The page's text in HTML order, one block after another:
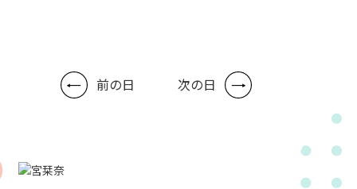
前の日 次の日